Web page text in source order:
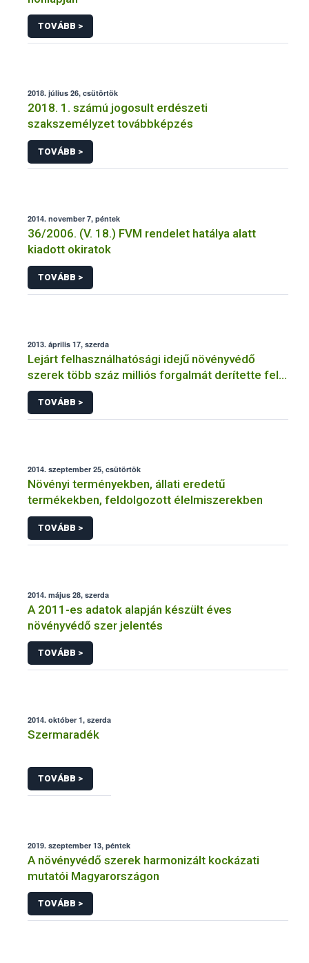
TOVÁBB >
2018. július 26, csütörtök
2018. 1. számú jogosult erdészeti
szakszemélyzet továbbképzés
TOVÁBB >
2014. november 7, péntek
36/2006. (V. 18.) FVM rendelet hatálya alatt
kiadott okiratok
TOVÁBB >
2013. április 17, szerda
Lejárt felhasználhatósági idejű növényvédő
szerek több száz milliós forgalmát derítette fel a
NÉBIH
TOVÁBB >
2014. szeptember 25, csütörtök
Növényi terményekben, állati eredetű
termékekben, feldolgozott élelmiszerekben
TOVÁBB >
2014. május 28, szerda
A 2011-es adatok alapján készült éves
növényvédő szer jelentés
TOVÁBB >
2014. október 1, szerda
Szermaradék
TOVÁBB >
2019. szeptember 13, péntek
A növényvédő szerek harmonizált kockázati
mutatói Magyarországon
TOVÁBB >